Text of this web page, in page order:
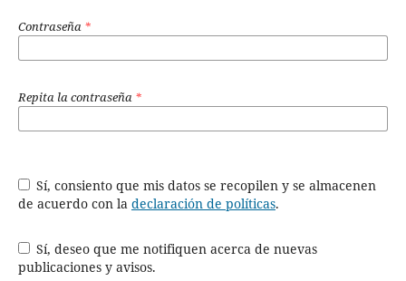
Contraseña *
Repita la contraseña *
Sí, consiento que mis datos se recopilen y se almacenen
de acuerdo con la declaración de políticas.
Sí, deseo que me notifiquen acerca de nuevas
publicaciones y avisos.